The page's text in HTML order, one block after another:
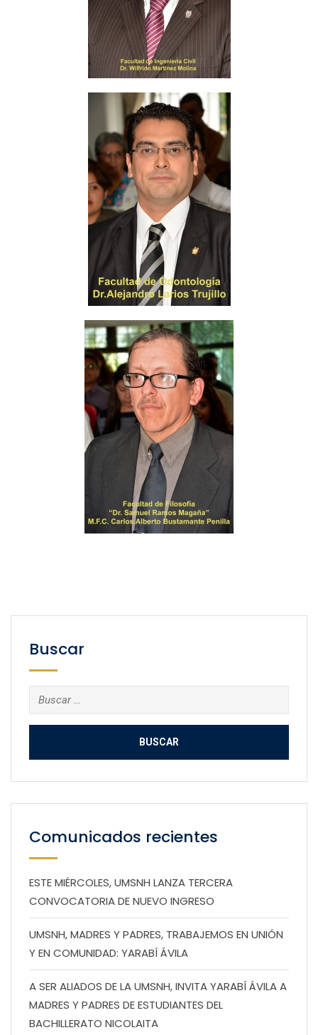
Buscar
Buscar:
Comunicados recientes
ESTE MIÉRCOLES, UMSNH LANZA TERCERA
CONVOCATORIA DE NUEVO INGRESO
UMSNH, MADRES Y PADRES, TRABAJEMOS EN UNIÓN
Y EN COMUNIDAD: YARABÍ ÁVILA
A SER ALIADOS DE LA UMSNH, INVITA YARABÍ ÁVILA A
MADRES Y PADRES DE ESTUDIANTES DEL
BACHILLERATO NICOLAITA